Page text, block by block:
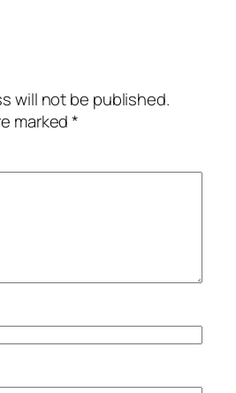
will not be published.
marked*